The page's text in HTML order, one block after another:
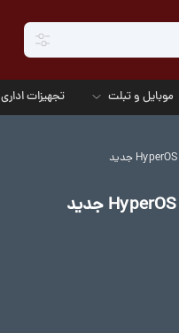
موبایل و تبلت تجهیزات اداری